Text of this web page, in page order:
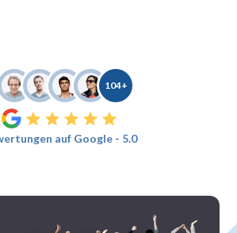
104+
auf Google - 5.0